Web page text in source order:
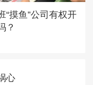
“摸鱼”公司有权开
？
心